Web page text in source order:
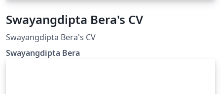
Swayangdipta Bera's CV
Swayangdipta Bera's CV
Swayangdipta Bera